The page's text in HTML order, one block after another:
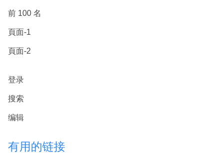
前 100 名
頁面-1
頁面-2
登录
搜索
编辑
有用的链接